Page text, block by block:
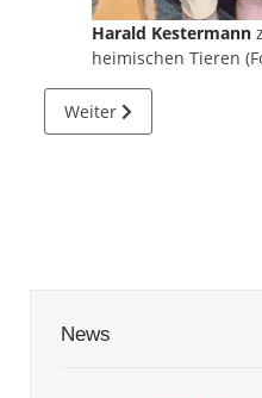
Harald Kestermann
heimischen Tieren
Nächster Beitrag:
Weiter
News